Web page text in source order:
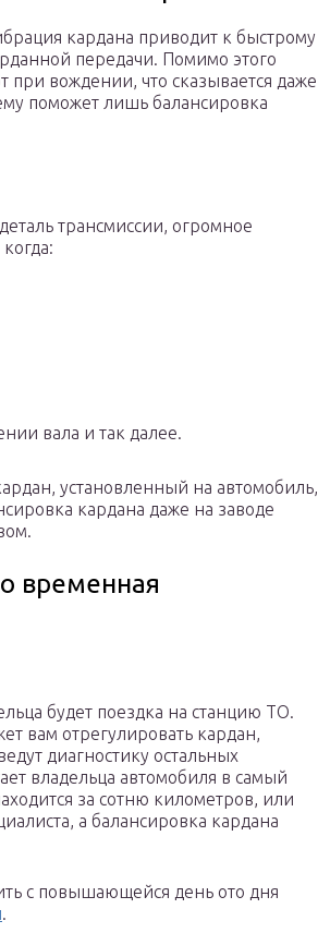
кардана приводит к быстрому
передачи. Помимо этого
вождении, что сказывается даже
поможет лишь балансировка
трансмиссии, огромное
вала и так далее.
установленный на автомобиль,
кардана даже на заводе
временная
будет поездка на станцию ТО.
вам отрегулировать кардан,
диагностику остальных
владельца автомобиля в самый
за сотню километров, или
а балансировка кардана
с повышающейся день ото дня
.